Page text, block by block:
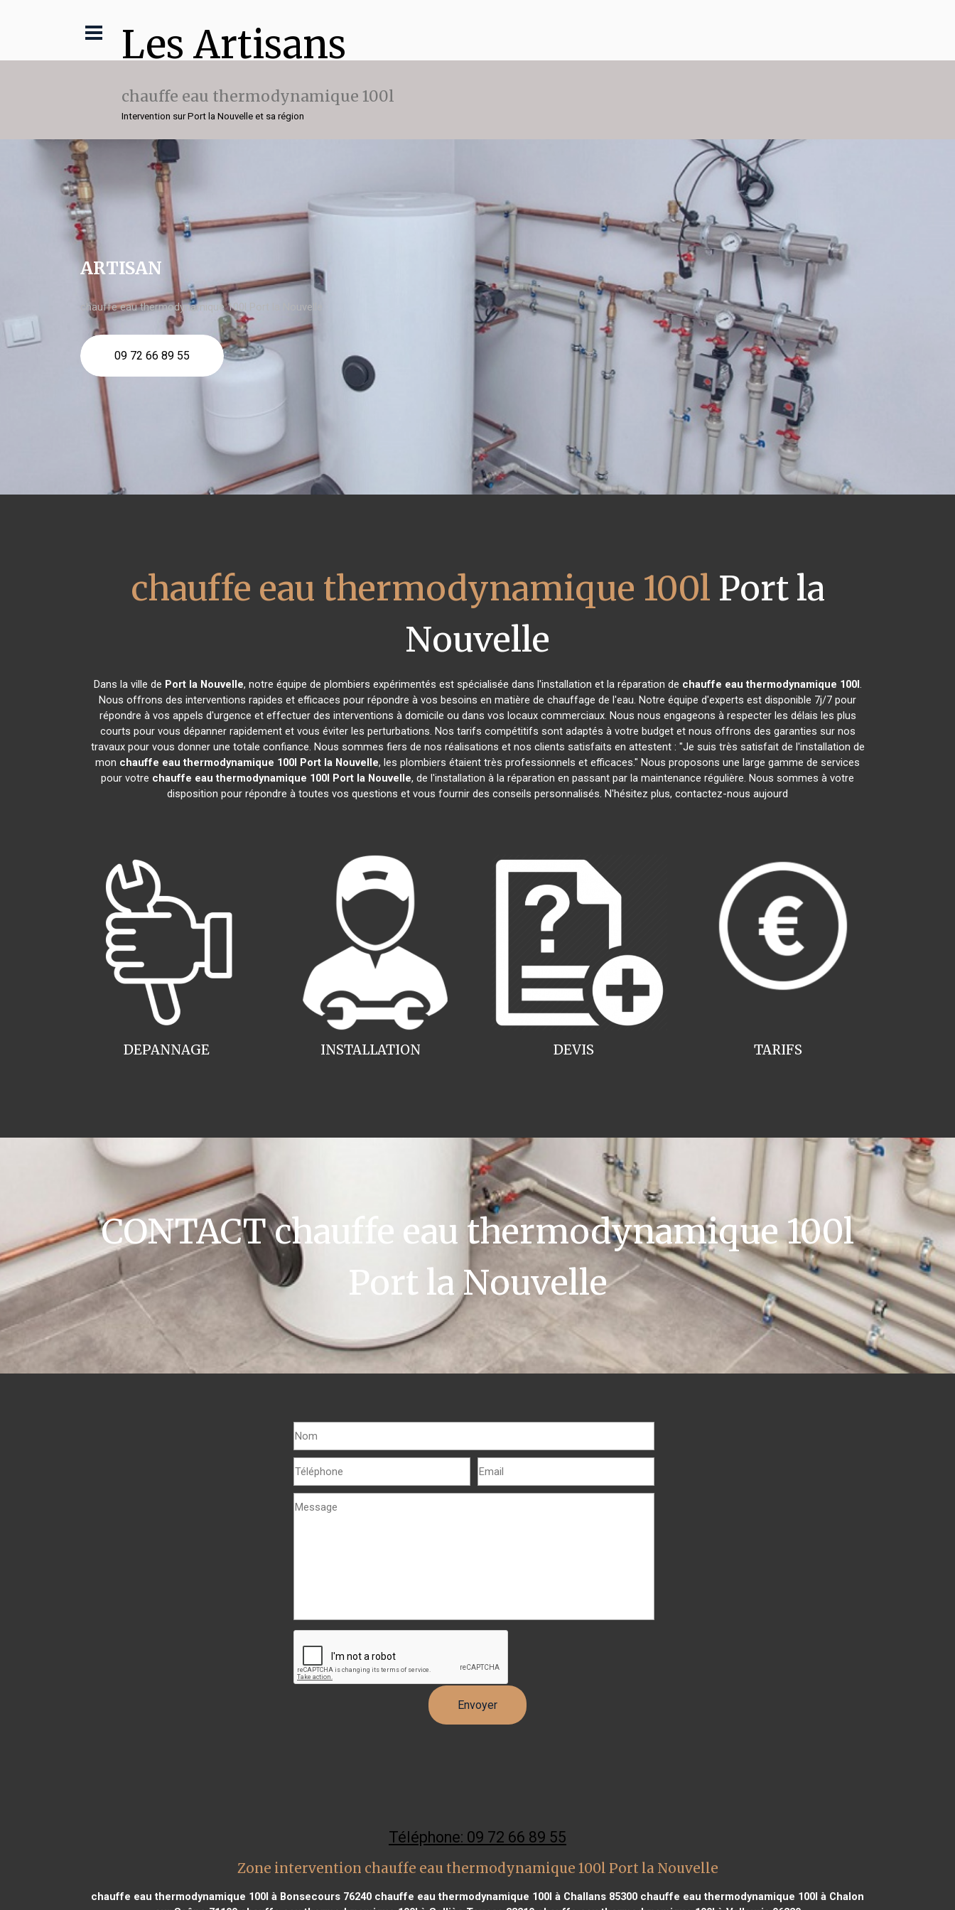
Les Artisans
chauffe eau thermodynamique 100l
Intervention sur Port la Nouvelle et sa région
ARTISAN
chauffe eau thermodynamique 100l Port la Nouvelle
09 72 66 89 55
chauffe eau thermodynamique 100l Port la
Nouvelle
Dans la ville de Port la Nouvelle, notre équipe de plombiers expérimentés est spécialisée dans l'installation et la réparation de chauffe eau thermodynamique 100l.
Nous offrons des interventions rapides et efficaces pour répondre à vos besoins en matière de chauffage de l'eau. Notre équipe d'experts est disponible 7j/7 pour
répondre à vos appels d'urgence et effectuer des interventions à domicile ou dans vos locaux commerciaux. Nous nous engageons à respecter les délais les plus
courts pour vous dépanner rapidement et vous éviter les perturbations. Nos tarifs compétitifs sont adaptés à votre budget et nous offrons des garanties sur nos
travaux pour vous donner une totale confiance. Nous sommes fiers de nos réalisations et nos clients satisfaits en attestent : "Je suis très satisfait de l'installation de
mon chauffe eau thermodynamique 100l Port la Nouvelle, les plombiers étaient très professionnels et efficaces." Nous proposons une large gamme de services
pour votre chauffe eau thermodynamique 100l Port la Nouvelle, de l'installation à la réparation en passant par la maintenance régulière. Nous sommes à votre
disposition pour répondre à toutes vos questions et vous fournir des conseils personnalisés. N'hésitez plus, contactez-nous aujourd
INSTALLATION
DEPANNAGE TARIFS
DEVIS
CONTACT chauffe eau thermodynamique 100l
Port la Nouvelle
Téléphone: 09 72 66 89 55
Zone intervention chauffe eau thermodynamique 100l Port la Nouvelle
chauffe eau thermodynamique 100l à Bonsecours 76240 chauffe eau thermodynamique 100l à Challans 85300 chauffe eau thermodynamique 100l à Chalon